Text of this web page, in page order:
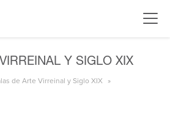
Y SIGLO XIX
de Arte Virreinal y Siglo XIX